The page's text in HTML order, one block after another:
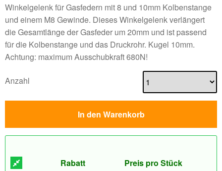
Winkelgelenk für Gasfedern mit 8 und 10mm Kolbenstange
und einem M8 Gewinde. Dieses Winkelgelenk verlängert
die Gesamtlänge der Gasfeder um 20mm und ist passend
für die Kolbenstange und das Druckrohr. Kugel 10mm.
Achtung: maximum Ausschubkraft 680N!
Anzahl
In den Warenkorb
Rabatt Preis pro Stück